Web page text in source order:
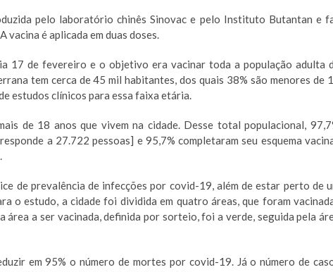
pelo laboratório chinês Sinovac e pelo Instituto Butantan e
vacina é aplicada em duas doses.
17 de fevereiro e o objetivo era vacinar toda a população adulta
tem cerca de 45 mil habitantes, dos quais 38% são menores de
estudos clínicos para essa faixa etária.
de 18 anos que vivem na cidade. Desse total populacional,
a 27.722 pessoas] e 95,7% completaram seu esquema
de prevalência de infecções por covid-19, além de estar perto de
o estudo, a cidade foi dividida em quatro áreas, que foram
área a ser vacinada, definida por sorteio, foi a verde, seguida pela
em 95% o número de mortes por covid-19. Já o número de